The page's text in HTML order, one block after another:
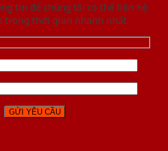
tin để chúng tôi có thể liên hệ
trong thời gian nhanh nhất.